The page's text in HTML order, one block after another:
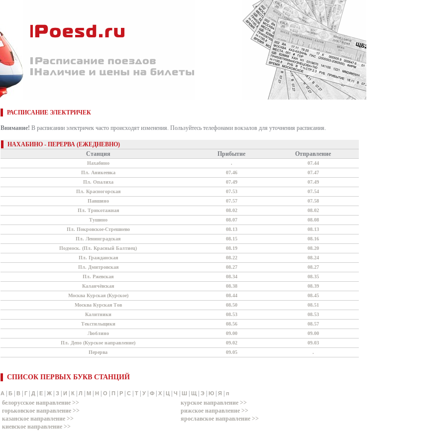
РАСПИСАНИЕ ЭЛЕКТРИЧЕК
Внимание! В расписании электричек часто происходят изменения. Пользуйтесь телефонами вокзалов для уточнения расписания.
НАХАБИНО - ПЕРЕРВА (ЕЖЕДНЕВНО)
Станция
Прибытие Отправление
Нахабино .
07.44
Пл. Аникеевка
07.46
07.47
Пл. Опалиха
07.49
07.49
Пл. Красногорская
07.53
07.54
Павшино
07.57
07.58
Пл. Трикотажная
08.02
08.02
Тушино
08.07
08.08
Пл. Покровское-Стрешнево
08.13
08.13
Пл. Ленинградская
08.15
08.16
Подмоск. (Пл. Красный Балтиец)
08.19
08.20
Пл. Гражданская
08.22
08.24
Пл. Дмитровская
08.27
08.27
Пл. Ржевская
08.34
08.35
Каланчёвская
08.38
08.39
Москва Курская (Курское)
08.44
08.45
Москва Курская Тов
08.50
08.51
Калитники
08.53
08.53
Текстильщики
08.56
08.57
Люблино
09.00
09.00
Пл. Депо (Курское направление)
09.02
09.03
Перерва
09.05 .
СПИСОК ПЕРВЫХ БУКВ СТАНЦИЙ
А Б В Г Д Е Ж З И К Л М Н О П Р С Т У Ф Х Ц Ч Ш Щ Э Ю Я п
белорусское направление >>
горьковское направление >>
казанское направление >>
киевское направление >>
курское направление >>
рижское направление >>
ярославское направление >>